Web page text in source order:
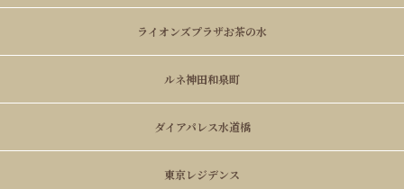
ライオンズプラザお茶の水
ルネ神田和泉町
ダイアパレス水道橋
東京レジデンス